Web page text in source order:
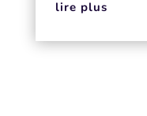
lire plus